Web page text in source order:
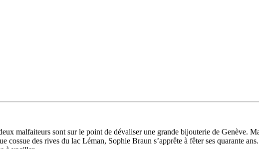
malfaiteurs sont sur le point de dévaliser une grande bijouterie de Genève.
cossue des rives du lac Léman, Sophie Braun s’apprête à fêter ses quarante